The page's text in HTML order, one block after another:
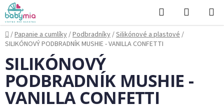
Prejsť
na
obsah
Hľadať
KOŠÍK
Domov
/Papanie a cumlíky/Podbradníky/Silikónové a plastové/
SILIKÓNOVÝ PODBRADNÍK MUSHIE - VANILLA CONFETTI
SILIKÓNOVÝ
PODBRADNÍK MUSHIE -
VANILLA CONFETTI